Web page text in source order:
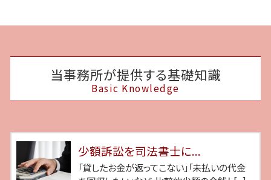
当事務所が提供する基礎知識
Basic Knowledge
少額訴訟を司法書士に...
「貸したお金が返ってこない」「未払いの代金